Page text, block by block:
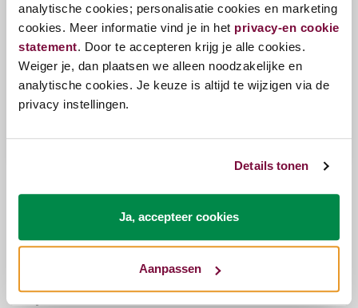
analytische cookies; personalisatie cookies en marketing
cookies. Meer informatie vind je in het privacy-en cookie
statement. Door te accepteren krijg je alle cookies.
Weiger je, dan plaatsen we alleen noodzakelijke en
analytische cookies. Je keuze is altijd te wijzigen via de
privacy instellingen.
Details tonen
Ja, accepteer cookies
Aanpassen
Pullman Boxspring Belleville
Relevantie Laatste
Vergeet ook niet de nodige
accessoires voor je Pullman bed te
kopen